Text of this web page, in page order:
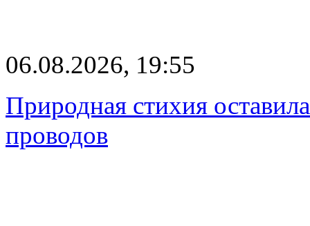
06.08.2026, 19:55
Природная стихия
проводов